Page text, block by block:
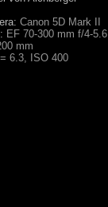
Canon 5D Mark II
EF 70-300 mm f/4-
mm
6.3, ISO 400